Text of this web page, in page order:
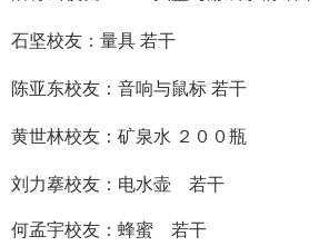
石坚校友：量具 若干
陈亚东校友：音响与鼠标 若干
黄世林校友：矿泉水 ２００瓶
刘力搴校友：电水壶 若干
何孟宇校友：蜂蜜 若干